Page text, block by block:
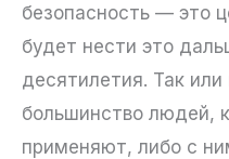
безопасность — это
будет нести это
десятилетия. Так
большинство людей,
применяют, либо с